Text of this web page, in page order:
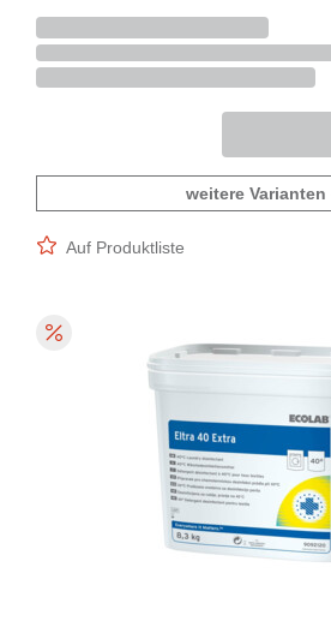
weitere Varianten
Auf Produktliste